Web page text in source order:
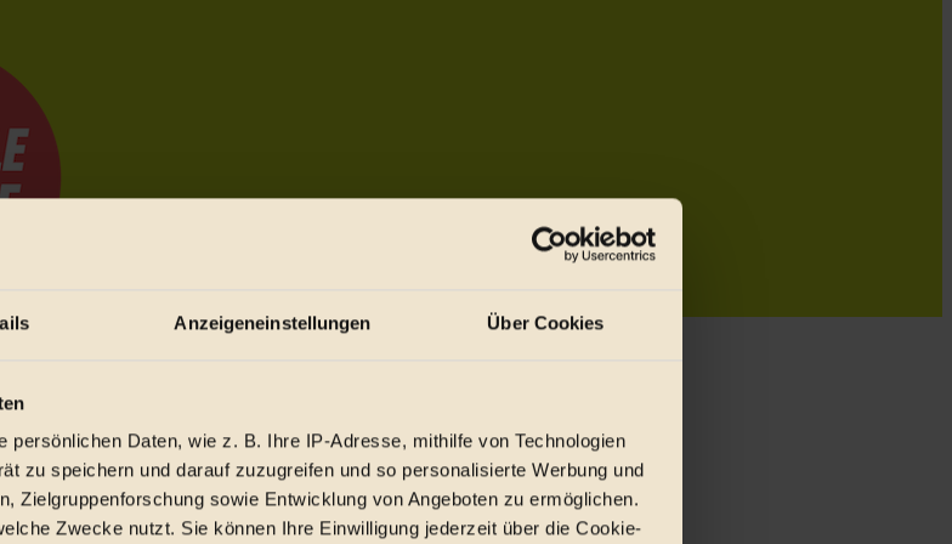
Anzeigeneinstellungen Über Cookies
persönlichen Daten, wie z. B. Ihre IP-Adresse, mithilfe von Technologien
zu speichern und darauf zuzugreifen und so personalisierte Werbung und
Zielgruppenforschung sowie Entwicklung von Angeboten zu ermöglichen.
Zwecke nutzt. Sie können Ihre Einwilligung jederzeit über die Cookie-
festzuhalten.